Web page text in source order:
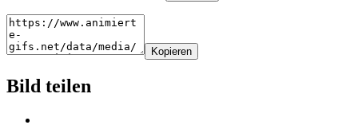
Kopieren
Bild teilen